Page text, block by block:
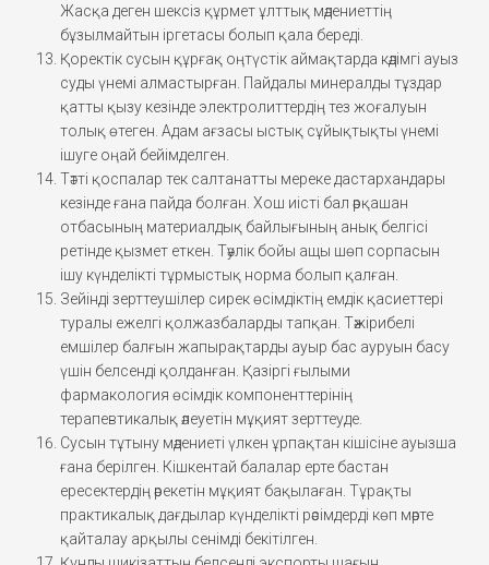
Жасқа деген шексіз құрмет ұлттық мәдениеттің
бұзылмайтын іргетасы болып қала береді.
Қоректік сусын құрғақ оңтүстік аймақтарда кәдімгі ауыз
суды үнемі алмастырған. Пайдалы минералды тұздар
қатты қызу кезінде электролиттердің тез жоғалуын
толық өтеген. Адам ағзасы ыстық сұйықтықты үнемі
ішуге оңай бейімделген.
Тәтті қоспалар тек салтанатты мереке дастархандары
кезінде ғана пайда болған. Хош иісті бал әрқашан
отбасының материалдық байлығының анық белгісі
ретінде қызмет еткен. Тәулік бойы ащы шөп сорпасын
ішу күнделікті тұрмыстық норма болып қалған.
Зейінді зерттеушілер сирек өсімдіктің емдік қасиеттері
туралы ежелгі қолжазбаларды тапқан. Тәжірибелі
емшілер балғын жапырақтарды ауыр бас ауруын басу
үшін белсенді қолданған. Қазіргі ғылыми
фармакология өсімдік компоненттерінің
терапевтикалық әлеуетін мұқият зерттеуде.
Сусын тұтыну мәдениеті үлкен ұрпақтан кішісіне ауызша
ғана берілген. Кішкентай балалар ерте бастан
ересектердің әрекетін мұқият бақылаған. Тұрақты
практикалық дағдылар күнделікті рәсімдерді көп мәрте
қайталау арқылы сенімді бекітілген.